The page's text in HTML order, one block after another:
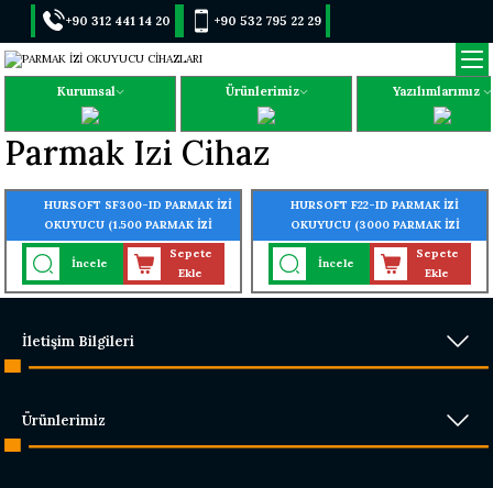
+90 312 441 14 20 +90 532 795 22 29
Kurumsal Ürünlerimiz Yazılımlarımız
Parmak Izi Cihaz
HURSOFT SF300-ID PARMAK İZİ
OKUYUCU (1.500 PARMAK İZİ
OKUMA ÖZELLİĞİ)
İncele
Sepete
Ekle
HURSOFT F22-ID PARMAK İZİ
OKUYUCU (3000 PARMAK İZİ
OKUMA ÖZELLİĞİ)
İncele
Sepete
Ekle
İletişim Bilgileri
Ürünlerimiz